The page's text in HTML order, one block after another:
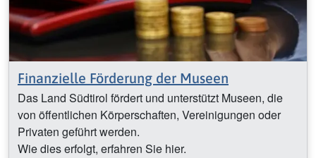
Finanzielle Förderung der Museen
Das Land Südtirol fördert und unterstützt Museen, die
von öffentlichen Körperschaften, Vereinigungen oder
Privaten geführt werden.
Wie dies erfolgt, erfahren Sie hier.